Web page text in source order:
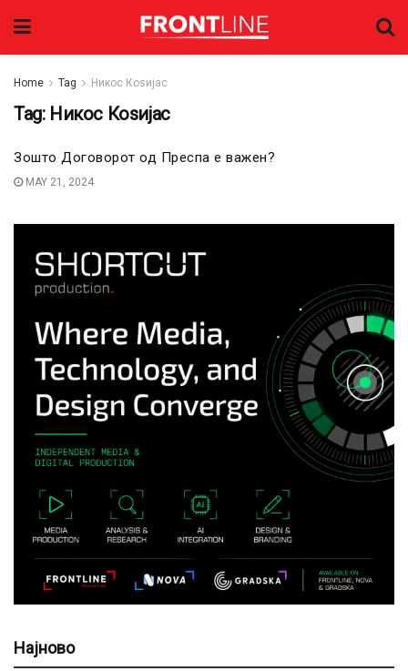
Home Tag Никос Коѕијас
Tag: Никос Коѕијас
Зошто Договорот од Преспа е важен?
MAY 21, 2024
Најново